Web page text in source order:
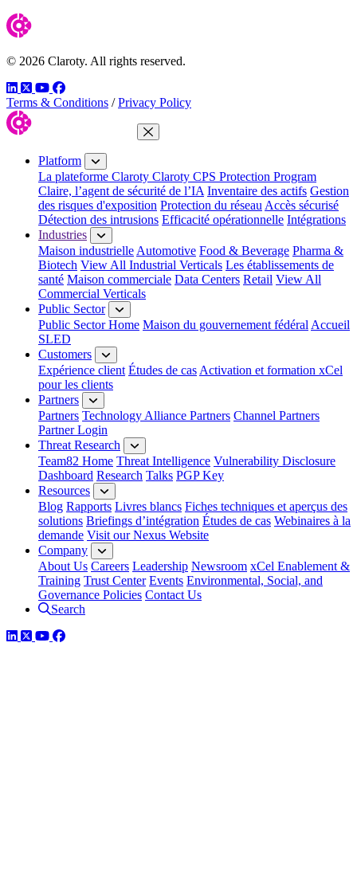
© 2026 Claroty. All rights reserved.
LinkedIn
TwitterYouTube
Facebook
Terms & Conditions / Privacy Policy
Close Menu
Platform
La plateforme Claroty Claroty CPS Protection Program
Claire, l’agent de sécurité de l’IA Inventaire des actifs Gestion
des risques d'exposition Protection du réseau Accès sécurisé
Détection des intrusions Efficacité opérationnelle Intégrations
Industries
Maison industrielle Automotive Food & Beverage Pharma &
Biotech View All Industrial Verticals Les établissements de
santé Maison commerciale Data Centers Retail View All
Commercial Verticals
Public Sector
Public Sector Home Maison du gouvernement fédéral Accueil
SLED
Customers
Expérience client Études de cas Activation et formation xCel
pour les clients
Partners
Partners Technology Alliance Partners Channel Partners
Partner Login
Threat Research
Team82 Home Threat Intelligence Vulnerability Disclosure
Dashboard Research Talks PGP Key
Resources
Blog Rapports Livres blancs Fiches techniques et aperçus des
solutions Briefings d’intégration Études de cas Webinaires à la
demande Visit our Nexus Website
Company
About Us Careers Leadership Newsroom xCel Enablement &
Training Trust Center Events Environmental, Social, and
Governance Policies Contact Us
Search
LinkedIn
TwitterYouTube
Facebook